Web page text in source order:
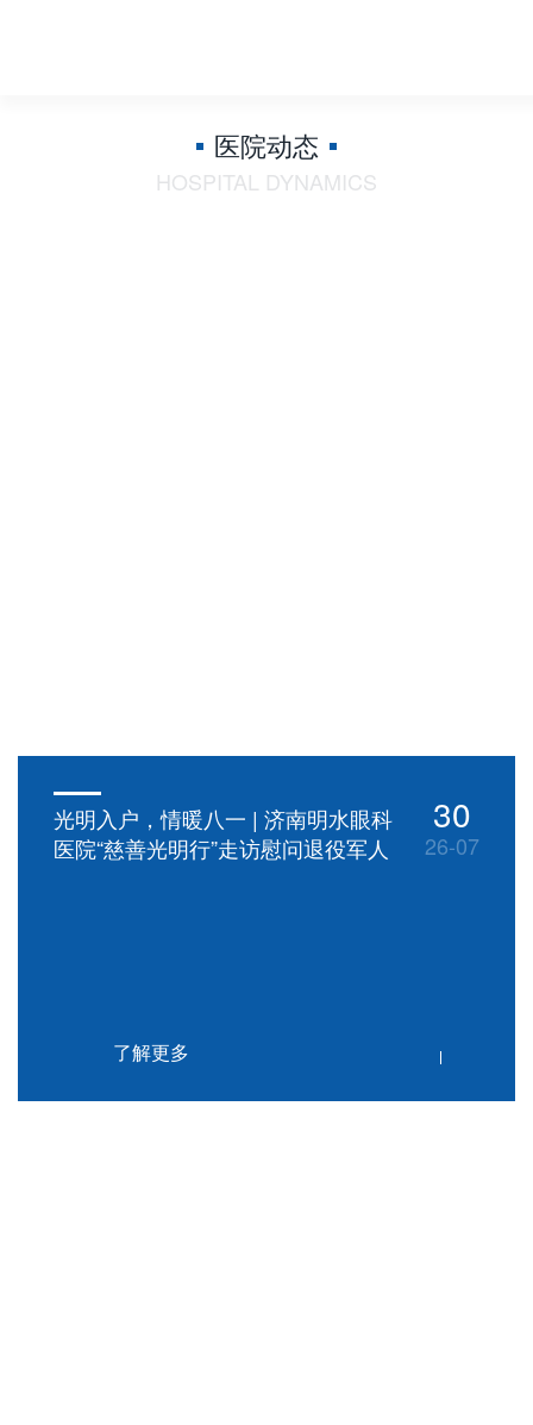
医院动态
HOSPITAL DYNAMICS
光明入户，情暖八一 | 济南明水眼科
医院“慈善光明行”走访慰问退役军人
30
26-07
了解更多